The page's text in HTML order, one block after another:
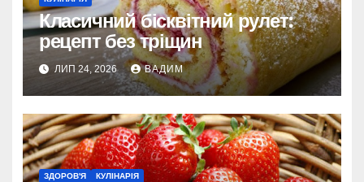
Класичний бісквітний рулет:
рецепт без тріщин
ЛИП 24, 2026 ВАДИМ
ЗДОРОВ'Я КУЛІНАРІЯ